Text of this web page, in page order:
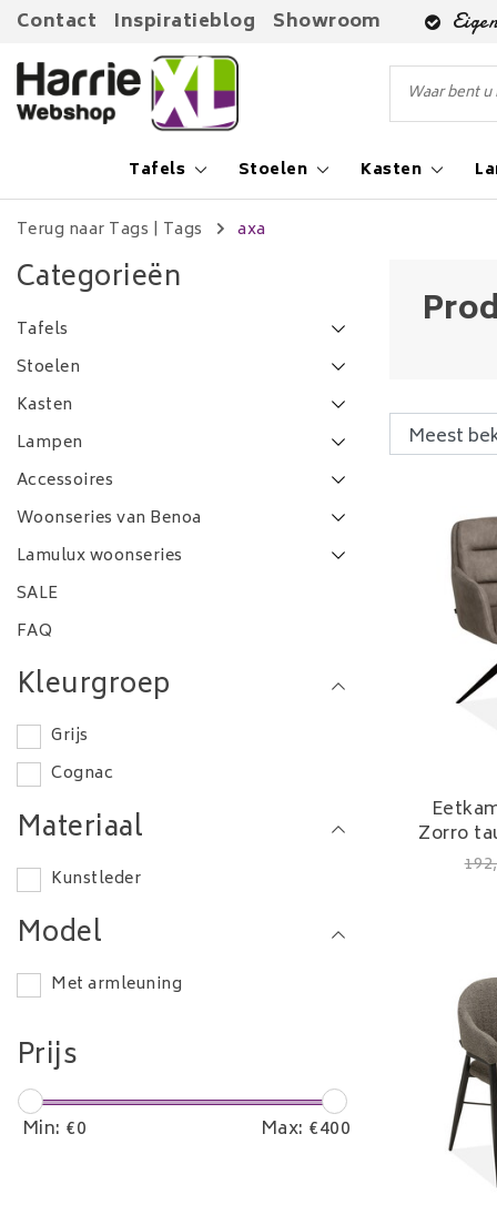
Contact Inspiratieblog Showroom
Tafels Stoelen Kasten
Terug naar Tags | Tags axa
Categorieën
Tafels
Stoelen
Kasten
Lampen
Accessoires
Woonseries van Benoa
Lamulux woonseries
SALE
FAQ
Kleurgroep
Grijs
Cognac
Materiaal
Kunstleder
Model
Met armleuning
Prijs
Min: €0 Max: €400
Zorro